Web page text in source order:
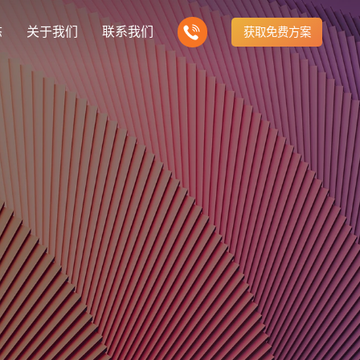
企业营销型网站建设
营销推广转化获客网站
网站建设定制改版
定制化网站建设改版方案
手机微信网站建设
移动手机互联网站开发
城网站
商务化运营
行业门户网站
行业门户网站平台开发
牌官网
型网站建设
企业营销网站
营销型网站建力企业公信力
站建设解决方 政府网站建设解决方案
建设解决方案 外贸网站建设解决方案
设解决方案 企业网站建设解决方案
我们的产品
多样化产品总有一个满足你的需求
闻
news
建站知识
Website building knowledge
计
Design
网站观点
Website viewpoint
关于我们
式
方式方便快捷
公司团队
我们的团队协作精神
联系我们 获取免费方案